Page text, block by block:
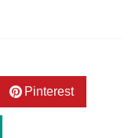
Pinterest